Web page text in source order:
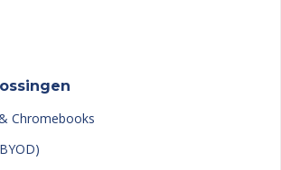
Chromebooks